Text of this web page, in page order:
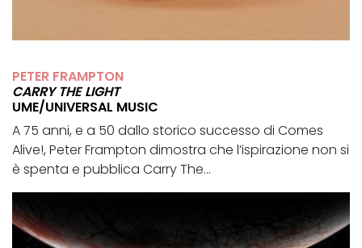
PETER FRAMPTON
CARRY THE LIGHT
UME/UNIVERSAL MUSIC
A 75 anni, e a 50 dallo storico successo di Comes
Alive!, Peter Frampton dimostra che l’ispirazione non si
è spenta e pubblica Carry The...